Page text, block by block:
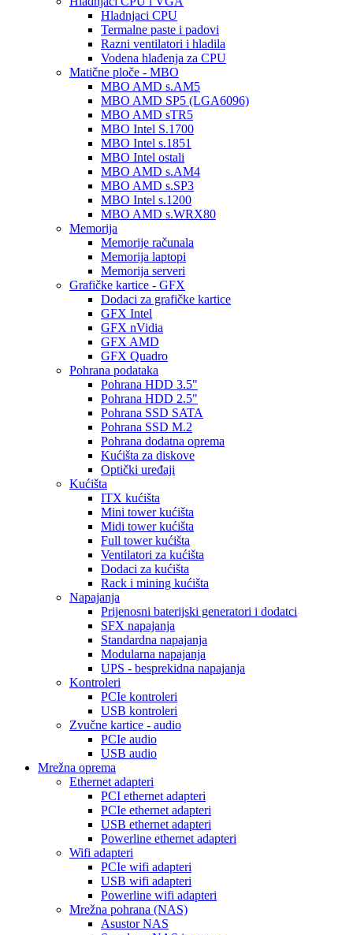
Hladnjaci CPU
Termalne paste i padovi
Razni ventilatori i hladila
Vodena hlađenja za CPU
Matične ploče - MBO
MBO AMD s.AM5
MBO AMD SP5 (LGA6096)
MBO AMD sTR5
MBO Intel S.1700
MBO Intel s.1851
MBO Intel ostali
MBO AMD s.AM4
MBO AMD s.SP3
MBO Intel s.1200
MBO AMD s.WRX80
Memorija
Memorije računala
Memorija laptopi
Memorija serveri
Grafičke kartice - GFX
Dodaci za grafičke kartice
GFX Intel
GFX nVidia
GFX AMD
GFX Quadro
Pohrana podataka
Pohrana HDD 3.5"
Pohrana HDD 2.5"
Pohrana SSD SATA
Pohrana SSD M.2
Pohrana dodatna oprema
Kućišta za diskove
Optički uređaji
Kućišta
ITX kućišta
Mini tower kućišta
Midi tower kućišta
Full tower kućišta
Ventilatori za kućišta
Dodaci za kućišta
Rack i mining kućišta
Napajanja
Prijenosni baterijski generatori i dodatci
SFX napajanja
Standardna napajanja
Modularna napajanja
UPS - besprekidna napajanja
Kontroleri
PCIe kontroleri
USB kontroleri
Zvučne kartice - audio
PCIe audio
USB audio
Mrežna oprema
Ethernet adapteri
PCI ethernet adapteri
PCIe ethernet adapteri
USB ethernet adapteri
Powerline ethernet adapteri
Wifi adapteri
PCIe wifi adapteri
USB wifi adapteri
Powerline wifi adapteri
Mrežna pohrana (NAS)
Asustor NAS